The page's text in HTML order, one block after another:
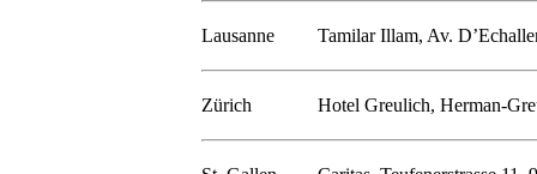
Lausanne Tamilar Illam, Av.
Zürich Hotel Greulich, Herman-